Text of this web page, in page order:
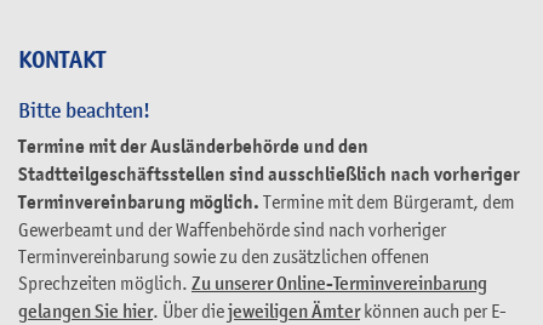
KONTAKT
Bitte beachten!
Termine mit der Ausländerbehörde und den
Stadtteilgeschäftsstellen sind ausschließlich nach vorheriger
Terminvereinbarung möglich. Termine mit dem Bürgeramt, dem
Gewerbeamt und der Waffenbehörde sind nach vorheriger
Terminvereinbarung sowie zu den zusätzlichen offenen
Sprechzeiten möglich. Zu unserer Online-Terminvereinbarung
gelangen Sie hier. Über diejeweiligen Ämterkönnen auch per E-